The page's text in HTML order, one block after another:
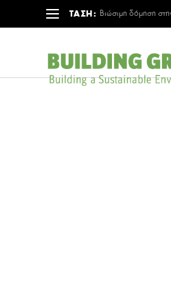
ΤΑΣΗ: Βιώσιμη δόμηση